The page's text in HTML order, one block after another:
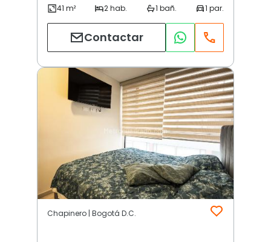
Contactar
Chapinero | Bogotá D.C.